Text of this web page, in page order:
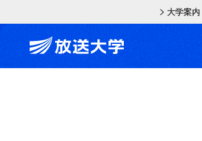
スクリーンリーダーで
大学案内